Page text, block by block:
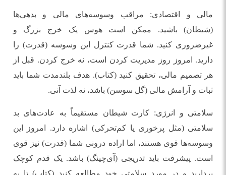
مالی و اقتصادی: مراقب وسوسه‌های مالی و بدهی‌ها
(شیطان) باشید. ممکن است هوس یک خرج بزرگ و
غیرضروری کنید. شما قدرت کنترل این وسوسه (قدرت) را
دارید. امروز روز مدیریت کردن است، نه خرج کردن. قبل از
هر تصمیم مالی، تحقیق کنید (کتاب). هدف بلندمدت شما باید
ثبات و آرامش مالی (گل سوسن) باشد، نه لذت آنی.
سلامتی و انرژی: کارت شیطان مستقیماً به عادت‌های بد
سلامتی (مثل پرخوری یا کم‌تحرکی) اشاره دارد. امروز این
وسوسه‌ها قوی هستند، اما اراده درونی شما (قدرت) نیز قوی
است. پیشرفت باید تدریجی (آی‌چینگ) باشد. یک قدم کوچک